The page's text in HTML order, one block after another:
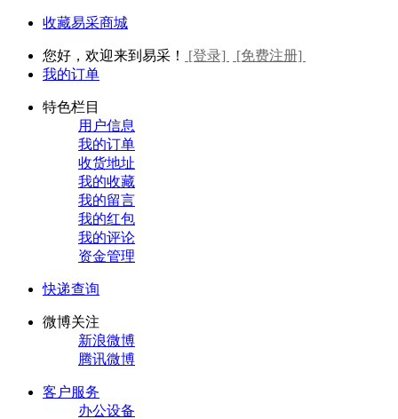
收藏易采商城
您好，欢迎来到易采！ [登录]
[免费注册]
我的订单
特色栏目
用户信息
我的订单
收货地址
我的收藏
我的留言
我的红包
我的评论
资金管理
快递查询
微博关注
新浪微博
腾讯微博
客户服务
办公设备